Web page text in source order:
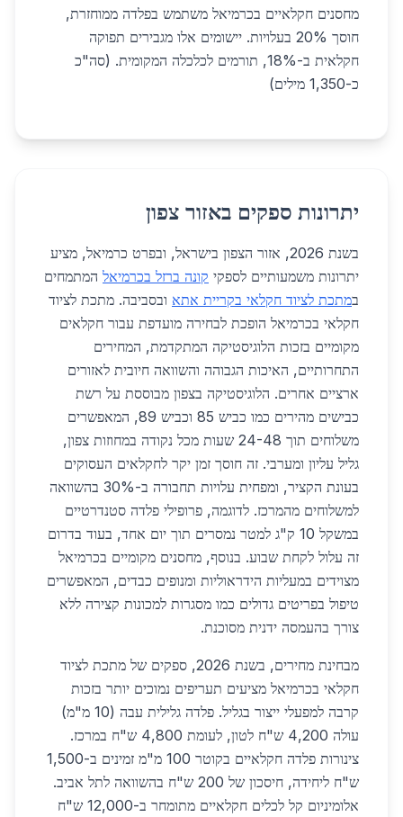
מחסנים חקלאיים בכרמיאל משתמש בפלדה ממוחזרת,
חוסך 20% בעלויות. יישומים אלו מגבירים תפוקה
חקלאית ב-18%, תורמים לכלכלה המקומית. (סה"כ
כ-1,350 מילים)
יתרונות ספקים באזור צפון
בשנת 2026, אזור הצפון בישראל, ובפרט כרמיאל, מציע
יתרונות משמעותיים לספקי קונה ברזל בכרמיאל המתמחים
במתכת לציוד חקלאי בקריית אתא ובסביבה. מתכת לציוד
חקלאי בכרמיאל הופכת לבחירה מועדפת עבור חקלאים
מקומיים בזכות הלוגיסטיקה המתקדמת, המחירים
התחרותיים, האיכות הגבוהה והשוואה חיובית לאזורים
ארציים אחרים. הלוגיסטיקה בצפון מבוססת על רשת
כבישים מהירים כמו כביש 85 וכביש 89, המאפשרים
משלוחים תוך 24-48 שעות מכל נקודה במחוזות צפון,
גליל עליון ומערבי. זה חוסך זמן יקר לחקלאים העסוקים
בעונת הקציר, ומפחית עלויות תחבורה ב-30% בהשוואה
למשלוחים מהמרכז. לדוגמה, פרופילי פלדה סטנדרטיים
במשקל 10 ק"ג למטר נמסרים תוך יום אחד, בעוד בדרום
זה עלול לקחת שבוע. בנוסף, מחסנים מקומיים בכרמיאל
מצוידים במעליות הידראוליות ומנופים כבדים, המאפשרים
טיפול בפריטים גדולים כמו מסגרות למכונות קצירה ללא
צורך בהעמסה ידנית מסוכנת.
מבחינת מחירים, בשנת 2026, ספקים של מתכת לציוד
חקלאי בכרמיאל מציעים תעריפים נמוכים יותר בזכות
קרבה למפעלי ייצור בגליל. פלדה גלילית עבה (10 מ"מ)
עולה 4,200 ש"ח לטון, לעומת 4,800 ש"ח במרכז.
צינורות פלדה חקלאיים בקוטר 100 מ"מ זמינים ב-1,500
ש"ח ליחידה, חיסכון של 200 ש"ח בהשוואה לתל אביב.
אלומיניום קל לכלים חקלאיים מתומחר ב-12,000 ש"ח